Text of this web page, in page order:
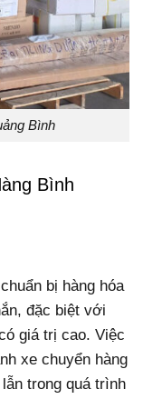
Bình
Bình
bị hàng hóa
đặc biệt với
giá trị cao. Việc
xe chuyển hàng
trong quá trình